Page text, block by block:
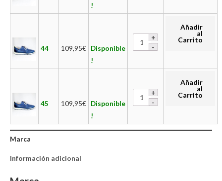
!
44 109,95€ Disponible
!
Añadir
al
Carrito
45 109,95€ Disponible
!
Añadir
al
Carrito
Marca
Información adicional